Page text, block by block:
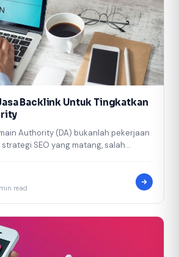
Backlink Untuk Tingkatkan
Authority (DA) bukanlah pekerjaan
SEO yang matang, salah
read